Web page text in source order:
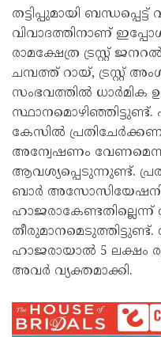
തട്ടിപ്പുമായി
വിവാദത്തിനാണ് ഇപ്പോൾ
രാമക്ഷേത്ര ട്രസ്റ്റ്
ചമ്പത്ത് റായ്, ട്രസ്റ്റ്
സംഭവത്തിൽ ധാർമിക
കേസിൽ
അന്വേഷണം
ആവശ്യപ്പെടുന്നുണ്ട്.
ബാർ
ഹാജരായാൽ 5 ലക്ഷം
അവർ വ്യക്തമാക്കി.